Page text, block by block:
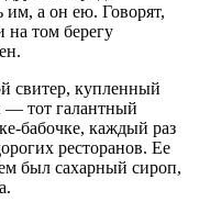
им, а он ею. Говорят,
на том берегу
свитер, купленный
— тот галантный
бабочке, каждый раз
ресторанов. Ее
был сахарный сироп,